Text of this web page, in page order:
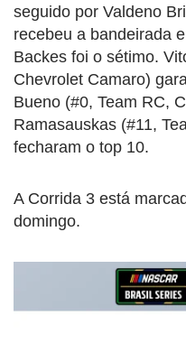
seguido por Valdeno
recebeu a bandeirada
Backes foi o sétimo.
Chevrolet Camaro)
Bueno (#0, Team RC,
Ramasauskas (#11,
fecharam o top 10.
A Corrida 3 está
domingo.